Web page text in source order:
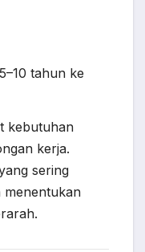
tahun ke
kebutuhan
kerja.
sering
menentukan